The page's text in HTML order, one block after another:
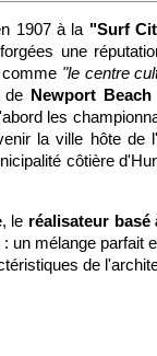
1907 à la "Surf
une
"le centre
de Newport Beach
les
la ville hôte
côtière
le réalisateur basé
un mélange parfait
de